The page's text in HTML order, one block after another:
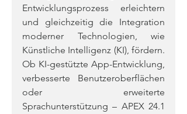
Entwicklungsprozess erleichtern
und gleichzeitig die Integration
moderner Technologien, wie
Künstliche Intelligenz (KI), fördern.
Ob KI-gestützte App-Entwicklung,
verbesserte Benutzeroberflächen
oder erweiterte
Sprachunterstützung – APEX 24.1